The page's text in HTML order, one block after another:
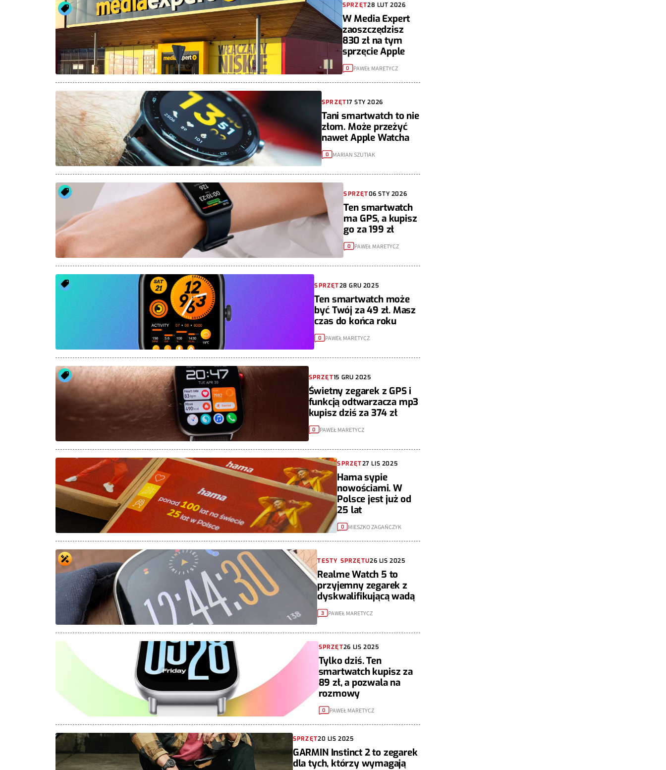
SPRZĘT28 LUT 2026
W Media Expert
zaoszczędzisz
830 zł na tym
sprzęcie Apple
0 PAWEŁ MARETYCZ
SPRZĘT17 STY 2026
Tani smartwatch to nie
złom. Może przeżyć
nawet Apple Watcha
0 MARIAN SZUTIAK
SPRZĘT06 STY 2026
Ten smartwatch
ma GPS, a kupisz
go za 199 zł
0 PAWEŁ MARETYCZ
SPRZĘT28 GRU 2025
Ten smartwatch może
być Twój za 49 zł. Masz
czas do końca roku
0 PAWEŁ MARETYCZ
SPRZĘT15 GRU 2025
Świetny zegarek z GPS i
funkcją odtwarzacza mp3
kupisz dziś za 374 zł
0 PAWEŁ MARETYCZ
SPRZĘT27 LIS 2025
Hama sypie
nowościami. W
Polsce jest już od
25 lat
0 MIESZKO ZAGAŃCZYK
TESTY SPRZĘTU26 LIS 2025
Realme Watch 5 to
przyjemny zegarek z
dyskwalifikującą wadą
3 PAWEŁ MARETYCZ
SPRZĘT26 LIS 2025
Tylko dziś. Ten
smartwatch kupisz za
89 zł, a pozwala na
rozmowy
0 PAWEŁ MARETYCZ
SPRZĘT20 LIS 2025
GARMIN Instinct 2 to zegarek
dla tych, którzy wymagają